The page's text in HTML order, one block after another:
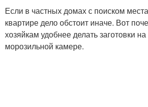
Если в частных домах с поиском
квартире дело обстоит иначе. Вот
хозяйкам удобнее делать заготовки
морозильной камере.